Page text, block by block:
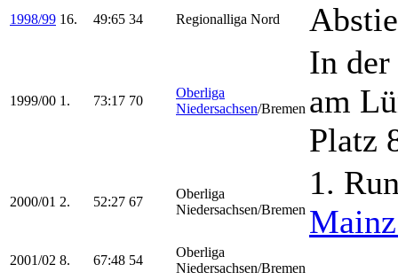
1998/99 16. 49:65 34 Regionalliga Nord
1999/00 1. 73:17 70
Oberliga
Niedersachsen/Bremen
In
am
Platz
2000/01 2. 52:27 67
Oberliga
Niedersachsen/Bremen
1.
2001/02 8. 67:48 54
Oberliga
Niedersachsen/Bremen